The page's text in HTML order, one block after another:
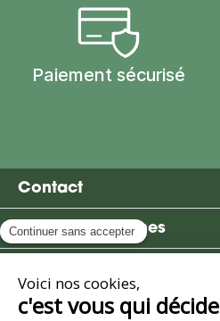
Paiement sécurisé
Contact
Moulin des Moines
Avantages et services